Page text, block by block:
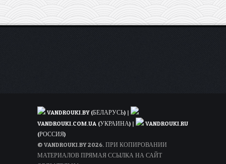
в
Ригу
всего
VANDROUKI.BY (БЕЛАРУСЬ) |
VANDROUKI.COM.UA (УКРАИНА) |
VANDROUKI.RU
(РОССИЯ)
© VANDROUKI.BY 2026. ПРИ КОПИРОВАНИИ
МАТЕРИАЛОВ ПРЯМАЯ ССЫЛКА НА САЙТ